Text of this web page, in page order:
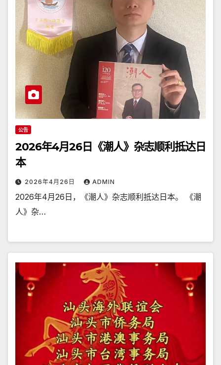
公告
2026年4月26日《潮人》杂志顺利抵达日
本
2026年4月26日 ADMIN
2026年4月26日，《潮人》杂志顺利抵达日本。 《潮
人》杂…